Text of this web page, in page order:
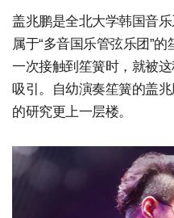
盖兆鹏是全北大学韩国音
属于“多音国乐管弦乐团”
一次接触到笙簧时，就被
吸引。自幼演奏笙簧的盖
的研究更上一层楼。